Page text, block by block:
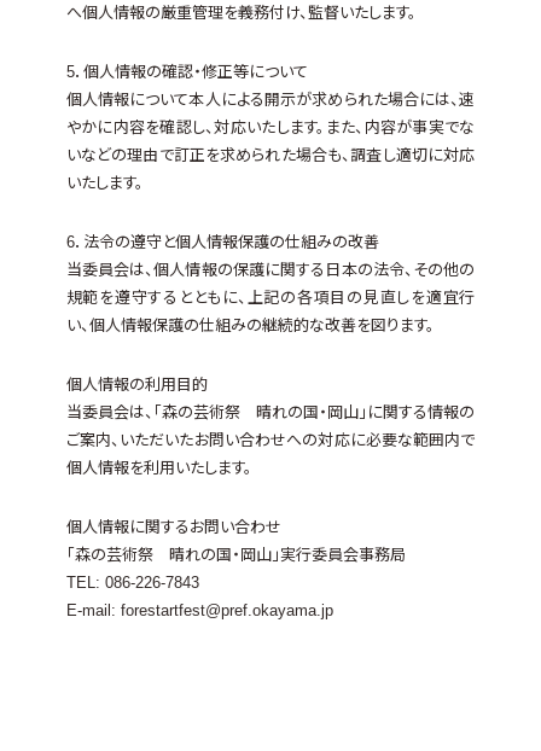
へ個人情報の厳重管理を義務付け、監督いたします。
5．個人情報の確認・修正等について
個人情報について本人による開示が求められた場合には、速
やかに内容を確認し、対応いたします。また、内容が事実でな
いなどの理由で訂正を求められた場合も、調査し適切に対応
いたします。
6．法令の遵守と個人情報保護の仕組みの改善
当委員会は、個人情報の保護に関する日本の法令、その他の
規範を遵守するとともに、上記の各項目の見直しを適宜行
い、個人情報保護の仕組みの継続的な改善を図ります。
個人情報の利用目的
当委員会は、「森の芸術祭 晴れの国・岡山」に関する情報の
ご案内、いただいたお問い合わせへの対応に必要な範囲内で
個人情報を利用いたします。
個人情報に関するお問い合わせ
「森の芸術祭 晴れの国・岡山」実行委員会事務局
TEL: 086-226-7843
E-mail: forestartfest@pref.okayama.jp